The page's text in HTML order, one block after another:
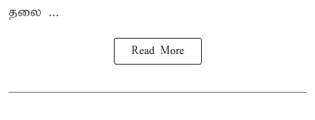
தலை ...
Read More